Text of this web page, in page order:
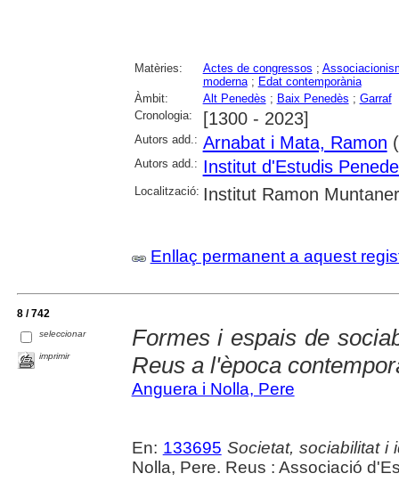
Matèries: Actes de congressos ;
moderna; Edat contemporània
Àmbit:
Alt Penedès ; Baix Penedès ; Garraf
Cronologia:
[1300 - 2023]
Autors add.: Arnabat i Mata, Ramon
Autors add.: Institut d'Estudis
Localització: Institut Ramon
Enllaç permanent a aquest
8 / 742
seleccionar
imprimir
Formes i espais de
Reus a l'època
Anguera i Nolla, Pere
En: 133695 Societat, sociabilitat i
Nolla, Pere. Reus : Associació